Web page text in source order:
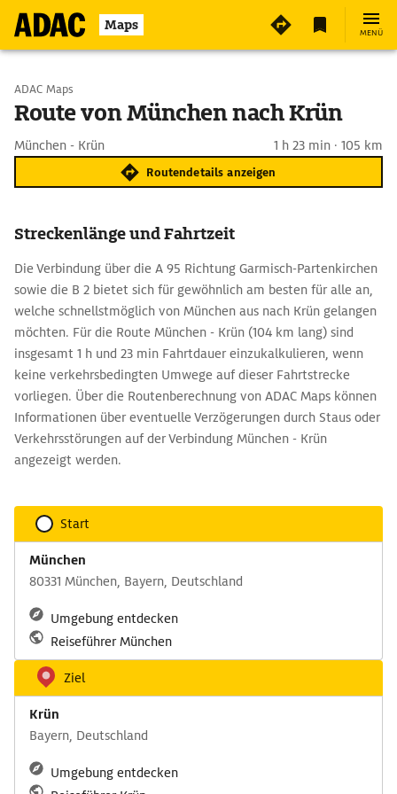
Maps MENÜ
Start wählen
ADAC Maps
Route von München nach Krün
München - Krün 1 h 23 min · 105 km
Routendetails anzeigen
Streckenlänge und Fahrtzeit
Die Verbindung über die A 95 Richtung Garmisch-Partenkirchen
sowie die B 2 bietet sich für gewöhnlich am besten für alle an,
welche schnellstmöglich von München aus nach Krün gelangen
möchten. Für die Route München - Krün (104 km lang) sind
insgesamt 1 h und 23 min Fahrtdauer einzukalkulieren, wenn
keine verkehrsbedingten Umwege auf dieser Fahrtstrecke
vorliegen. Über die Routenberechnung von ADAC Maps können
Informationen über eventuelle Verzögerungen durch Staus oder
Verkehrsstörungen auf der Verbindung München - Krün
angezeigt werden.
Start
München
80331 München, Bayern, Deutschland
Umgebung entdecken
Reiseführer München
Ziel
Krün
Bayern, Deutschland
Umgebung entdecken